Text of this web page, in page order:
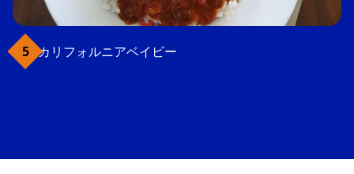
カリフォルニアベイビー